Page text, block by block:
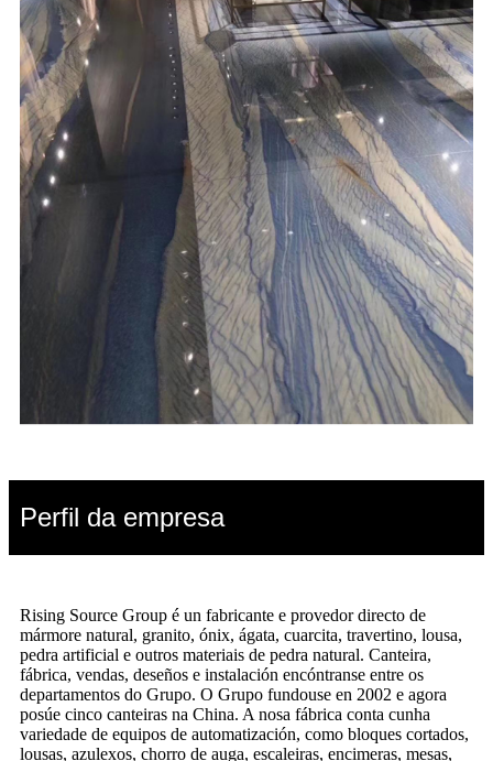
Perfil da empresa
Rising Source Group é un fabricante e provedor directo de
mármore natural, granito, ónix, ágata, cuarcita, travertino, lousa,
pedra artificial e outros materiais de pedra natural. Canteira,
fábrica, vendas, deseños e instalación encóntranse entre os
departamentos do Grupo. O Grupo fundouse en 2002 e agora
posúe cinco canteiras na China. A nosa fábrica conta cunha
variedade de equipos de automatización, como bloques cortados,
lousas, azulexos, chorro de auga, escaleiras, encimeras, mesas,